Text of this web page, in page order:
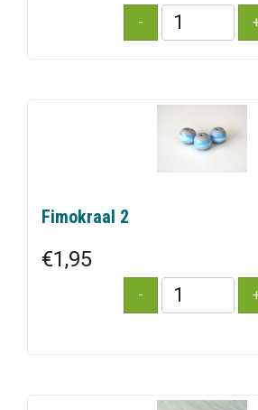
Fimokraal 2
€1,95